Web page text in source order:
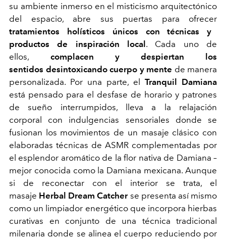
su ambiente inmerso en el misticismo arquitectónico
del espacio, abre sus puertas para ofrecer
tratamientos holísticos únicos con técnicas y
productos de inspiración local. Cada uno de
ellos, complacen y despiertan los
sentidos desintoxicando cuerpo y mente de manera
personalizada. Por una parte, el Tranquil Damiana
está pensado para el desfase de horario y patrones
de sueño interrumpidos, lleva a la relajación
corporal con indulgencias sensoriales donde se
fusionan los movimientos de un masaje clásico con
elaboradas técnicas de ASMR complementadas por
el esplendor aromático de la flor nativa de Damiana –
mejor conocida como la Damiana mexicana. Aunque
si de reconectar con el interior se trata, el
masaje Herbal Dream Catcherse presenta así mismo
como un limpiador energético que incorpora hierbas
curativas en conjunto de una técnica tradicional
milenaria donde se alinea el cuerpo reduciendo por